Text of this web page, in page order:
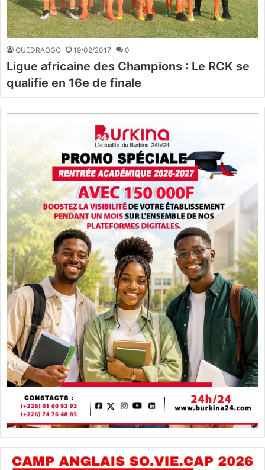
OUEDRAOGO 19/02/2017 0
Ligue africaine des Champions : Le RCK se
qualifie en 16e de finale